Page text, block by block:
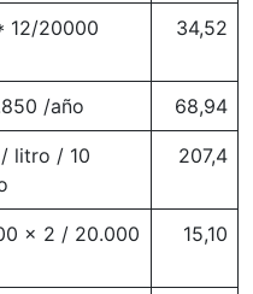
12/20000 34,52
/año 68,94
litro / 10
207,4
x 2 / 20.000
15,10